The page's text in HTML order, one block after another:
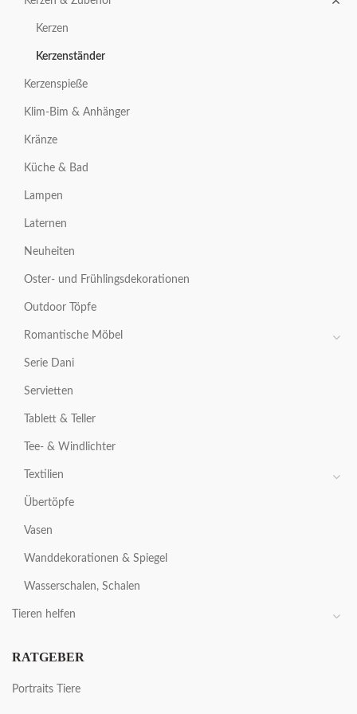
Kerzen
Kerzenständer
Kerzenspieße
Klim-Bim & Anhänger
Kränze
Küche & Bad
Lampen
Laternen
Neuheiten
Oster- und Frühlingsdekorationen
Outdoor Töpfe
Romantische Möbel
Serie Dani
Servietten
Tablett & Teller
Tee- & Windlichter
Textilien
Übertöpfe
Vasen
Wanddekorationen & Spiegel
Wasserschalen, Schalen
Tieren helfen
RATGEBER
Portraits Tiere